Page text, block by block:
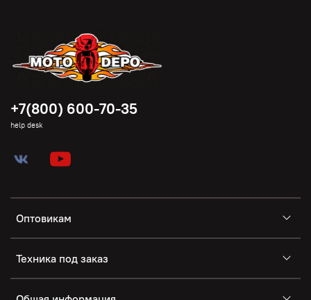
Оптовикам
Техника под заказ
+7(800) 600-70-35
help desk